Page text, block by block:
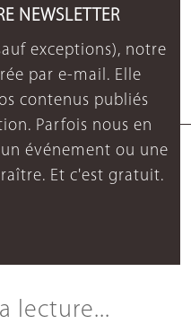
NEWSLETTER
exceptions), notre
par e-mail. Elle
contenus publiés
Parfois nous en
événement ou une
Et c'est gratuit.
lecture...